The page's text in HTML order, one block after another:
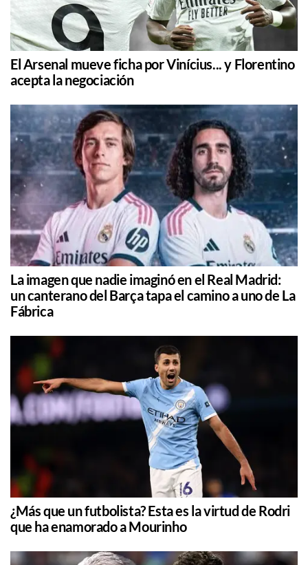
El Arsenal mueve ficha por Vinícius... y Florentino
acepta la negociación
La imagen que nadie imaginó en el Real Madrid:
un canterano del Barça tapa el camino a uno de La
Fábrica
¿Más que un futbolista? Esta es la virtud de Rodri
que ha enamorado a Mourinho